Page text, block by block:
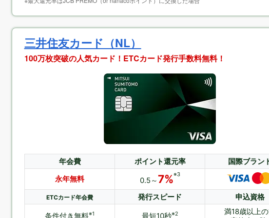
三井住友カード（NL）
100万枚突破の人気カード！ETCカード発行手数料無料！
年会費 ポイント還元率
国際ブラン
永年無料
0.5～7%※3
ETCカード年会費 発行スピード 申込資格
条件付き無料※1 最短10秒※2
満18歳以上